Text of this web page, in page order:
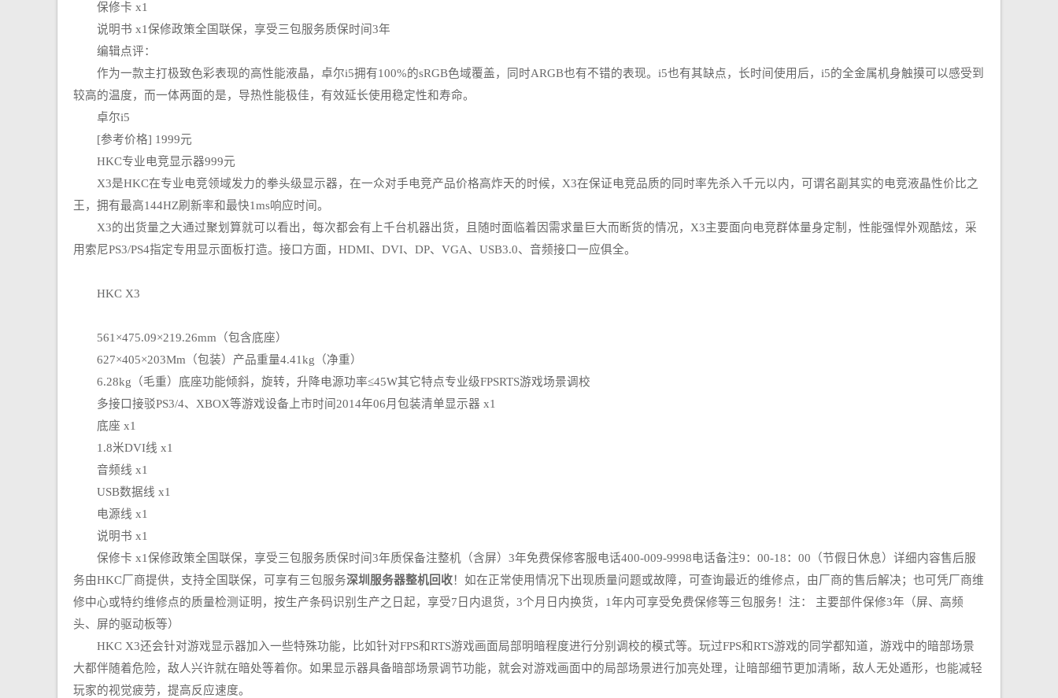
保修卡 x1
说明书 x1保修政策全国联保，享受三包服务质保时间3年
编辑点评：
作为一款主打极致色彩表现的高性能液晶，卓尔i5拥有100%的sRGB色域覆盖，同时ARGB也有不错的表现。i5也有其缺点，长时间使用后，i5的全金属机身触摸可以感受到
较高的温度，而一体两面的是，导热性能极佳，有效延长使用稳定性和寿命。
卓尔i5
[参考价格] 1999元
HKC专业电竞显示器999元
X3是HKC在专业电竞领域发力的拳头级显示器，在一众对手电竞产品价格高炸天的时候，X3在保证电竞品质的同时率先杀入千元以内，可谓名副其实的电竞液晶性价比之
王，拥有最高144HZ刷新率和最快1ms响应时间。
X3的出货量之大通过聚划算就可以看出，每次都会有上千台机器出货，且随时面临着因需求量巨大而断货的情况，X3主要面向电竞群体量身定制，性能强悍外观酷炫，采
用索尼PS3/PS4指定专用显示面板打造。接口方面，HDMI、DVI、DP、VGA、USB3.0、音频接口一应俱全。
HKC X3
561×475.09×219.26mm（包含底座）
627×405×203Mm（包装）产品重量4.41kg（净重）
6.28kg（毛重）底座功能倾斜，旋转，升降电源功率≤45W其它特点专业级FPSRTS游戏场景调校
多接口接驳PS3/4、XBOX等游戏设备上市时间2014年06月包装清单显示器 x1
底座 x1
1.8米DVI线 x1
音频线 x1
USB数据线 x1
电源线 x1
说明书 x1
保修卡 x1保修政策全国联保，享受三包服务质保时间3年质保备注整机（含屏）3年免费保修客服电话400-009-9998电话备注9：00-18：00（节假日休息）详细内容售后服
务由HKC厂商提供，支持全国联保，可享有三包服务深圳服务器整机回收！如在正常使用情况下出现质量问题或故障，可查询最近的维修点，由厂商的售后解决；也可凭厂商维
修中心或特约维修点的质量检测证明，按生产条码识别生产之日起，享受7日内退货，3个月日内换货，1年内可享受免费保修等三包服务！注： 主要部件保修3年（屏、高频
头、屏的驱动板等）
HKC X3还会针对游戏显示器加入一些特殊功能，比如针对FPS和RTS游戏画面局部明暗程度进行分别调校的模式等。玩过FPS和RTS游戏的同学都知道，游戏中的暗部场景
大都伴随着危险，敌人兴许就在暗处等着你。如果显示器具备暗部场景调节功能，就会对游戏画面中的局部场景进行加亮处理，让暗部细节更加清晰，敌人无处遁形，也能减轻
玩家的视觉疲劳，提高反应速度。